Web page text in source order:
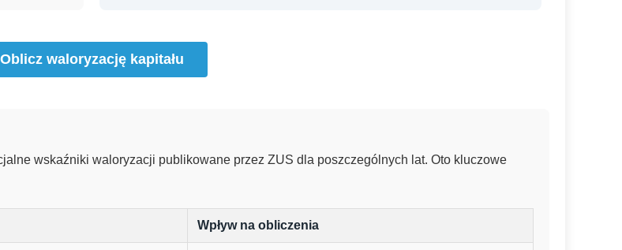
Oblicz waloryzację kapitału
wskaźniki waloryzacji publikowane przez ZUS dla poszczególnych lat. Oto kluczowe
Wpływ na obliczenia